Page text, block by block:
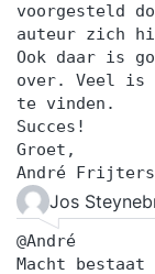
voorgesteld
auteur zich
Ook daar is
over. Veel is
te vinden.
Succes!
Groet,
André Frijters
Jos
@André
Macht